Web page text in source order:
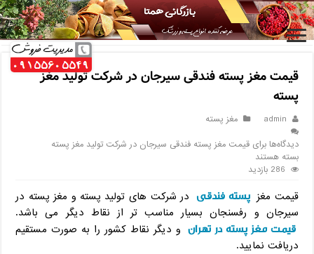
خانه / مغز پسته
قیمت مغز پسته فندقی سیرجان در شرکت تولید مغز
پسته
قیمت مغز پسته فندقی سیرجان در شرکت تولید مغز
پسته
admin
مغز پسته
دیدگاه‌هابرای قیمت مغز پسته فندقی سیرجان در شرکت تولید مغز پسته
بسته هستند
286 بازدید
قیمت مغز پسته فندقی در شرکت های تولید پسته و مغز پسته در
سیرجان و رفسنجان بسیار مناسب تر از نقاط دیگر می باشد.
قیمت مغز پسته در تهران و دیگر نقاط کشور را به صورت مستقیم
دریافت نمایید.